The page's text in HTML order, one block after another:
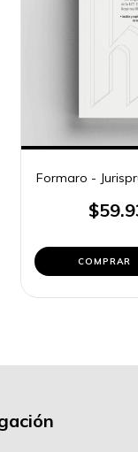
Formaro -
COMPRAR